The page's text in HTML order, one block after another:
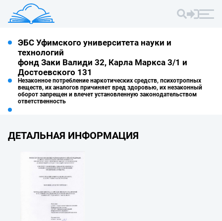
ЭБС Уфимского университета науки и
технологий
фонд Заки Валиди 32, Карла Маркса 3/1 и
Достоевского 131
Незаконное потребление наркотических средств, психотропных
веществ, их аналогов причиняет вред здоровью, их незаконный
оборот запрещен и влечет установленную законодательством
ответственность
ДЕТАЛЬНАЯ ИНФОРМАЦИЯ